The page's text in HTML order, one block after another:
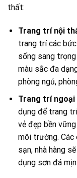
thất:
Trang trí nội
trang trí các
sống sang
màu sắc đa
phòng ngủ,
Trang trí
dụng để trang
vẻ đẹp bền
môi trường. Các
sạn, nhà hàng
dụng sơn đá